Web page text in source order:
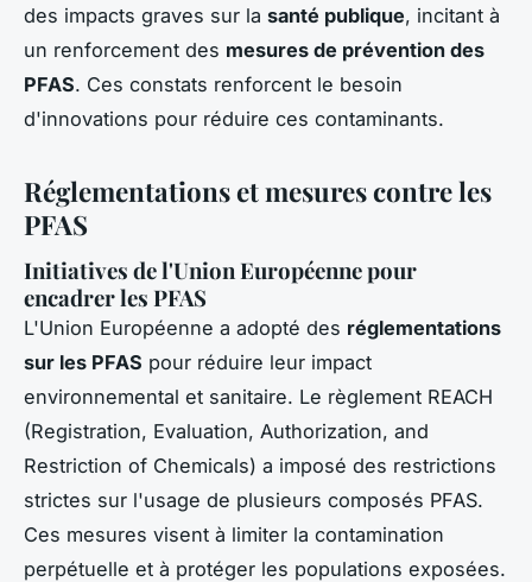
des impacts graves sur la santé publique, incitant à
un renforcement des mesures de prévention des
PFAS. Ces constats renforcent le besoin
d'innovations pour réduire ces contaminants.
Réglementations et mesures contre les
PFAS
Initiatives de l'Union Européenne pour
encadrer les PFAS
L'Union Européenne a adopté des réglementations
sur les PFAS pour réduire leur impact
environnemental et sanitaire. Le règlement REACH
(Registration, Evaluation, Authorization, and
Restriction of Chemicals) a imposé des restrictions
strictes sur l'usage de plusieurs composés PFAS.
Ces mesures visent à limiter la contamination
perpétuelle et à protéger les populations exposées.